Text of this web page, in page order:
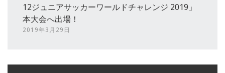
12ジュニアサッカーワールドチャレンジ 2019」
本大会へ出場！
2019年3月29日